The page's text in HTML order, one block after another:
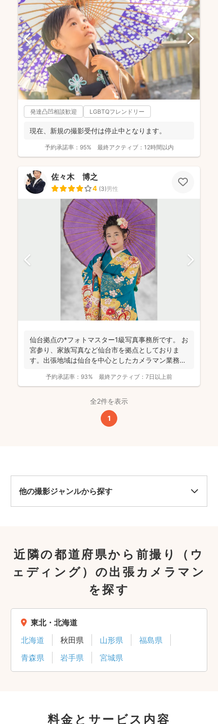
発達凸凹相談歓迎 LGBTQフレンドリー
現在、新規の撮影受付は停止中となります。
予約承諾率： 95% 最終アクティブ： 12時間以内
佐々木 博之
4 (3)男性
仙台拠点の*フォトマスター1級写真事務所です。 お
宮参り、家族写真など仙台市を拠点としておりま
す。出張地域は仙台を中心としたカメラマン業務を
予約承諾率： 93% 最終アクティブ： 7日以上前
全2件を表示
1
他の撮影ジャンルから探す
近隣の都道府県から前撮り（ウ
ェディング）の出張カメラマン
を探す
東北・北海道
北海道
秋田県 山形県
福島県
青森県
岩手県 宮城県
料金とサービス内容